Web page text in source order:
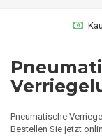
Pneumatische
Bestellen Sie jetzt